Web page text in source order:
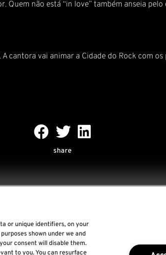
não está “in love” também anseia
vai animar a Cidade do Rock com os
share
Rock World
Rock In Rio
or unique identifiers, on your
shown under we and
consent will disable them.
to you. You can resurface